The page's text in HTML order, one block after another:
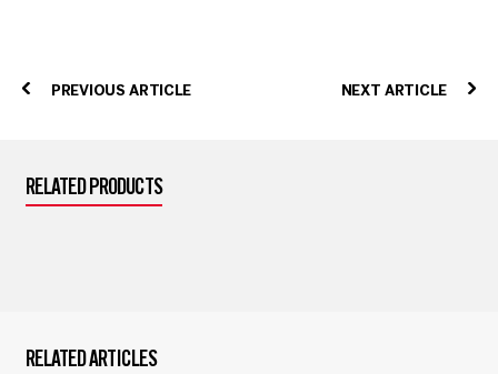
PREVIOUS ARTICLE NEXT ARTICLE
RELATED PRODUCTS
RELATED ARTICLES